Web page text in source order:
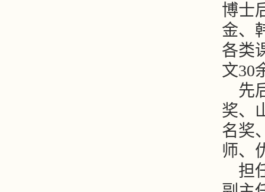
博士
金、
各类
文30
先
奖、
名奖
师、
担